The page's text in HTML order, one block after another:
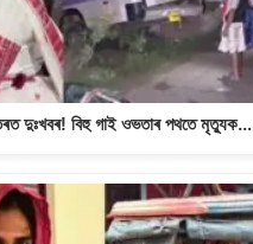
দুঃখবৰ! বিহু গাই ওভতাৰ পথতে মৃত্যুক…